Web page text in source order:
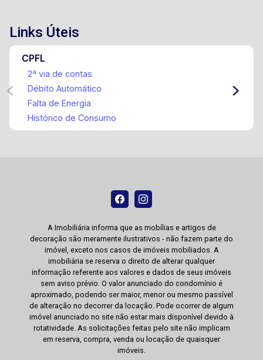
Links Úteis
CPFL
2ª via de contas
Débito Automático
Falta de Energia
Histórico de Consumo
A Imobiliária informa que as mobílias e artigos de
decoração são meramente ilustrativos - não fazem parte do
imóvel, exceto nos casos de imóveis mobiliados. A
imobiliária se reserva o direito de alterar qualquer
informação referente aos valores e dados de seus imóveis
sem aviso prévio. O valor anunciado do condomínio é
aproximado, podendo ser maior, menor ou mesmo passível
de alteração no decorrer da locação. Pode ocorrer de algum
imóvel anunciado no site não estar mais disponível devido à
rotatividade. As solicitações feitas pelo site não implicam
em reserva, compra, venda ou locação de quaisquer
imóveis.